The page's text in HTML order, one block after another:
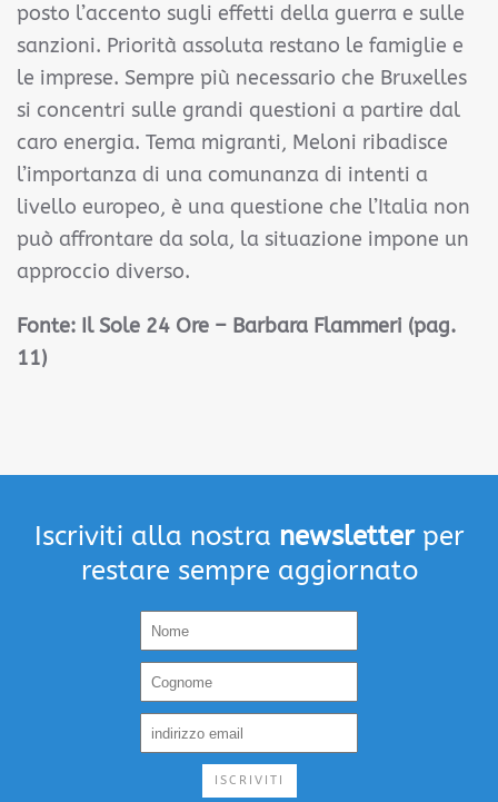
posto l’accento sugli effetti della guerra e sulle
sanzioni. Priorità assoluta restano le famiglie e
le imprese. Sempre più necessario che Bruxelles
si concentri sulle grandi questioni a partire dal
caro energia. Tema migranti, Meloni ribadisce
l’importanza di una comunanza di intenti a
livello europeo, è una questione che l’Italia non
può affrontare da sola, la situazione impone un
approccio diverso.
Fonte: Il Sole 24 Ore – Barbara Flammeri (pag.
11)
Iscriviti alla nostra newsletterper
restare sempre aggiornato
ISCRIVITI